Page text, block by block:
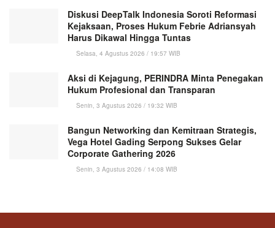
Diskusi DeepTalk Indonesia Soroti Reformasi
Kejaksaan, Proses Hukum Febrie Adriansyah
Harus Dikawal Hingga Tuntas
Selasa, 4 Agustus 2026 / 19:57 WIB
Aksi di Kejagung, PERINDRA Minta Penegakan
Hukum Profesional dan Transparan
Senin, 3 Agustus 2026 / 19:32 WIB
Bangun Networking dan Kemitraan Strategis,
Vega Hotel Gading Serpong Sukses Gelar
Corporate Gathering 2026
Senin, 3 Agustus 2026 / 14:08 WIB